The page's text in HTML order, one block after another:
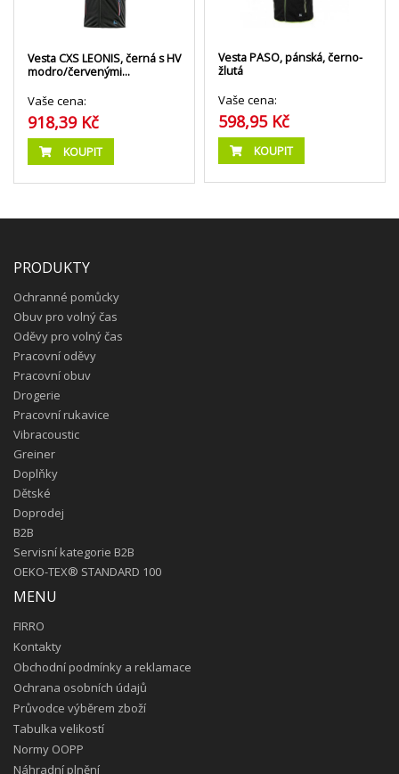
Vesta CXS LEONIS, černá s HV
modro/červenými…
Vaše cena:
918,39 Kč
KOUPIT
Vesta PASO, pánská, černo-
žlutá
Vaše cena:
598,95 Kč
KOUPIT
PRODUKTY
Ochranné pomůcky
Obuv pro volný čas
Oděvy pro volný čas
Pracovní oděvy
Pracovní obuv
Drogerie
Pracovní rukavice
Vibracoustic
Greiner
Doplňky
Dětské
Doprodej
B2B
Servisní kategorie B2B
OEKO-TEX® STANDARD 100
MENU
FIRRO
Kontakty
Obchodní podmínky a reklamace
Ochrana osobních údajů
Průvodce výběrem zboží
Tabulka velikostí
Normy OOPP
Náhradní plnění